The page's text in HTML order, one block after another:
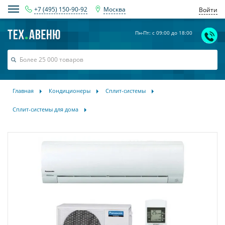
+7 (495) 150-90-92 Москва Войти
Пн-Пт: с 09:00 до 18:00
Главная Кондиционеры Сплит-системы
Сплит-системы для дома